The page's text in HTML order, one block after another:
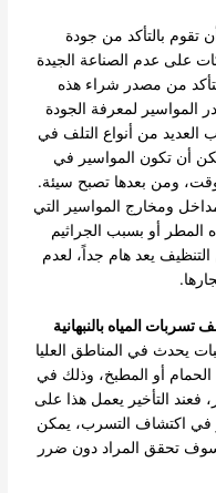
تقوم بالتأكد من جودة
على عدم الصناعة الجيدة
من مصدر شراء هذه
المواسير لمعرفة الجودة
العديد من أنواع التلف في
أن تكون المواسير في
ومن بعدها تصبح سيئة.
ومخارج المواسير التي
المطر أو بسبب الجراثيم
يعد هام جداً، لعدم
المياه بالنبهانية
يحدث في المناطق العليا
الحمام أو المطبخ، وذلك في
التأخير يعمل هذا على
في اكتشاف التسرب، يمكن
سوف تحقق المراد دون ضرر